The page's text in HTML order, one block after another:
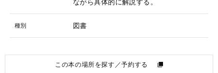
ながら具体的に解説する。
種別 図書
この本の場所を探す／予約する